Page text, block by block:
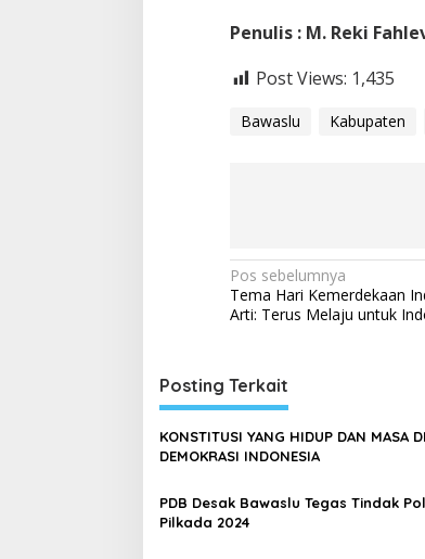
Penulis : M. Reki
Post Views: 1,435
Bawaslu Kabupaten
N
a
i
g
a
s
i
p
Pos sebelumnya
Tema Hari Kemerdekaan
Arti: Terus Melaju untuk
Posting Terkait
KONSTITUSI YANG HIDUP DAN MASA
DEMOKRASI INDONESIA
PDB Desak Bawaslu Tegas Tindak
Pilkada 2024